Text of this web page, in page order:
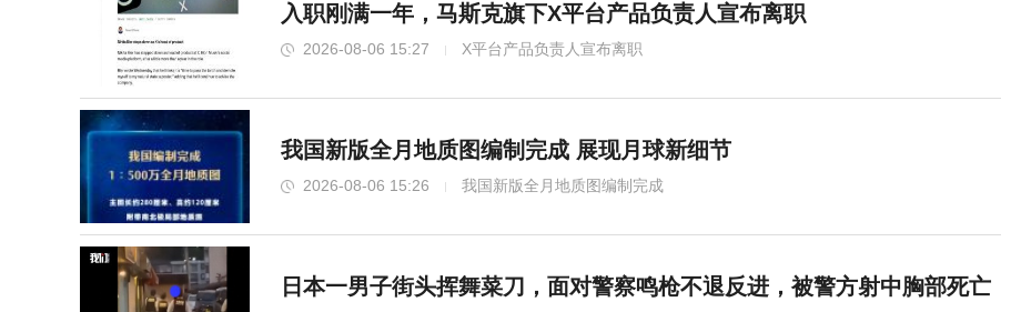
入职刚满一年，马斯克旗下X平台产品负责人宣布离职
2026-08-06 15:27 X平台产品负责人宣布离职
我国新版全月地质图编制完成 展现月球新细节
2026-08-06 15:26 我国新版全月地质图编制完成
日本一男子街头挥舞菜刀，面对警察鸣枪不退反进，被警方射中胸部死亡